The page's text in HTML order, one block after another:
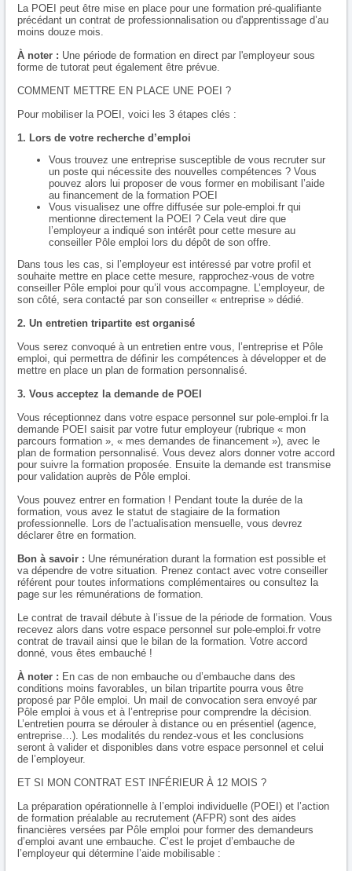
La POEI peut être mise en place pour une formation pré-qualifiante
précédant un contrat de professionnalisation ou d'apprentissage d’au
moins douze mois.
À noter : Une période de formation en direct par l'employeur sous
forme de tutorat peut également être prévue.
COMMENT METTRE EN PLACE UNE POEI ?
Pour mobiliser la POEI, voici les 3 étapes clés :
1. Lors de votre recherche d’emploi
Vous trouvez une entreprise susceptible de vous recruter sur
un poste qui nécessite des nouvelles compétences ? Vous
pouvez alors lui proposer de vous former en mobilisant l’aide
au financement de la formation POEI
Vous visualisez une offre diffusée sur pole-emploi.fr qui
mentionne directement la POEI ? Cela veut dire que
l’employeur a indiqué son intérêt pour cette mesure au
conseiller Pôle emploi lors du dépôt de son offre.
Dans tous les cas, si l’employeur est intéressé par votre profil et
souhaite mettre en place cette mesure, rapprochez-vous de votre
conseiller Pôle emploi pour qu’il vous accompagne. L’employeur, de
son côté, sera contacté par son conseiller « entreprise » dédié.
2. Un entretien tripartite est organisé
Vous serez convoqué à un entretien entre vous, l’entreprise et Pôle
emploi, qui permettra de définir les compétences à développer et de
mettre en place un plan de formation personnalisé.
3. Vous acceptez la demande de POEI
Vous réceptionnez dans votre espace personnel sur pole-emploi.fr la
demande POEI saisit par votre futur employeur (rubrique « mon
parcours formation », « mes demandes de financement »), avec le
plan de formation personnalisé. Vous devez alors donner votre accord
pour suivre la formation proposée. Ensuite la demande est transmise
pour validation auprès de Pôle emploi.
Vous pouvez entrer en formation ! Pendant toute la durée de la
formation, vous avez le statut de stagiaire de la formation
professionnelle. Lors de l’actualisation mensuelle, vous devrez
déclarer être en formation.
Bon à savoir : Une rémunération durant la formation est possible et
va dépendre de votre situation. Prenez contact avec votre conseiller
référent pour toutes informations complémentaires ou consultez la
page sur les rémunérations de formation.
Le contrat de travail débute à l’issue de la période de formation. Vous
recevez alors dans votre espace personnel sur pole-emploi.fr votre
contrat de travail ainsi que le bilan de la formation. Votre accord
donné, vous êtes embauché !
À noter : En cas de non embauche ou d’embauche dans des
conditions moins favorables, un bilan tripartite pourra vous être
proposé par Pôle emploi. Un mail de convocation sera envoyé par
Pôle emploi à vous et à l’entreprise pour comprendre la décision.
L’entretien pourra se dérouler à distance ou en présentiel (agence,
entreprise…). Les modalités du rendez-vous et les conclusions
seront à valider et disponibles dans votre espace personnel et celui
de l’employeur.
ET SI MON CONTRAT EST INFÉRIEUR À 12 MOIS ?
La préparation opérationnelle à l’emploi individuelle (POEI) et l’action
de formation préalable au recrutement (AFPR) sont des aides
financières versées par Pôle emploi pour former des demandeurs
d’emploi avant une embauche. C’est le projet d’embauche de
l’employeur qui détermine l’aide mobilisable :